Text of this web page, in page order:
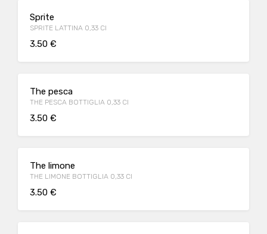
Sprite
SPRITE LATTINA 0,33 Cl
3.50 €
The pesca
THE PESCA BOTTIGLIA 0,33 Cl
3.50 €
The limone
THE LIMONE BOTTIGLIA 0,33 Cl
3.50 €